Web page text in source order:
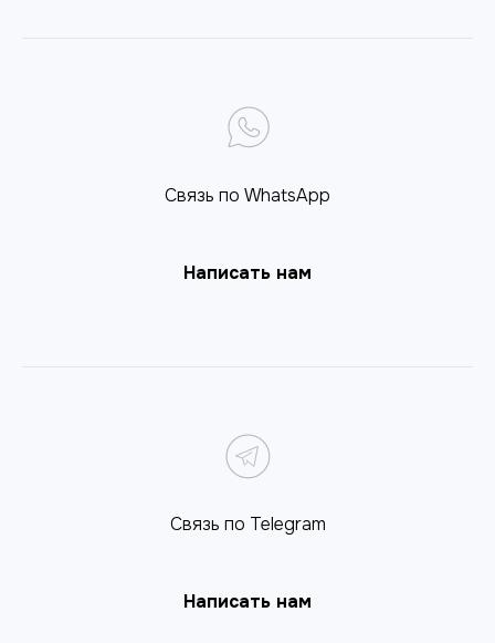
Связь по WhatsApp
Написать нам
Связь по Telegram
Написать нам